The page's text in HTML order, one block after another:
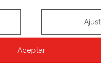
Aceptar